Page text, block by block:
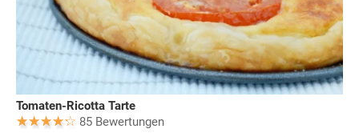
Tomaten-Ricotta Tarte
85 Bewertungen